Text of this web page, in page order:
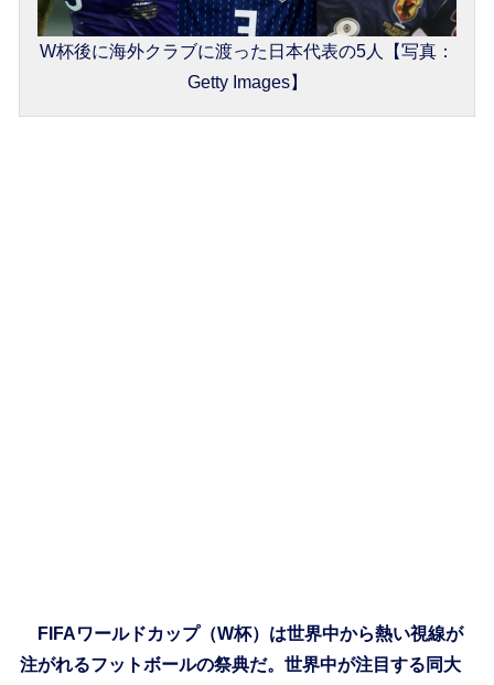
W杯後に海外クラブに渡った日本代表の5人【写真：
Getty Images】
FIFAワールドカップ（W杯）は世界中から熱い視線が
注がれるフットボールの祭典だ。世界中が注目する同大